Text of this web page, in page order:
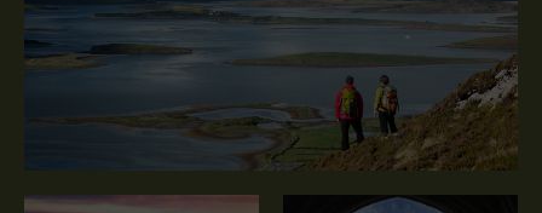
château de Blarney
Game of Thrones Studio
Tour